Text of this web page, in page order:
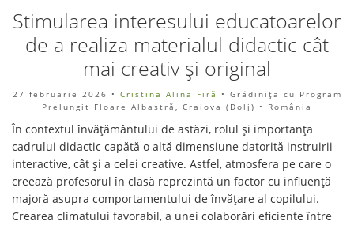
Stimularea interesului educatoarelor
de a realiza materialul didactic cât
mai creativ și original
27 februarie 2026 • Cristina Alina Firă
• Grădinița cu Program
Prelungit Floare Albastră, Craiova (Dolj) • România
În contextul învățământului de astăzi, rolul și importanța
cadrului didactic capătă o altă dimensiune datorită instruirii
interactive, cât și a celei creative. Astfel, atmosfera pe care o
creează profesorul în clasă reprezintă un factor cu influență
majoră asupra comportamentului de învățare al copilului.
Crearea climatului favorabil, a unei colaborări eficiente între